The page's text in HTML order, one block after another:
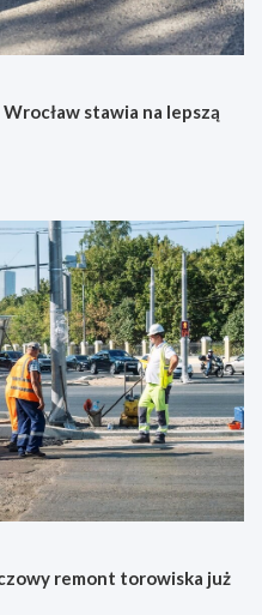
stawia na lepszą
remont torowiska już